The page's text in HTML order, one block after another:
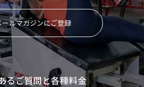
ールマガジンにご登録
るご質問と各種料金